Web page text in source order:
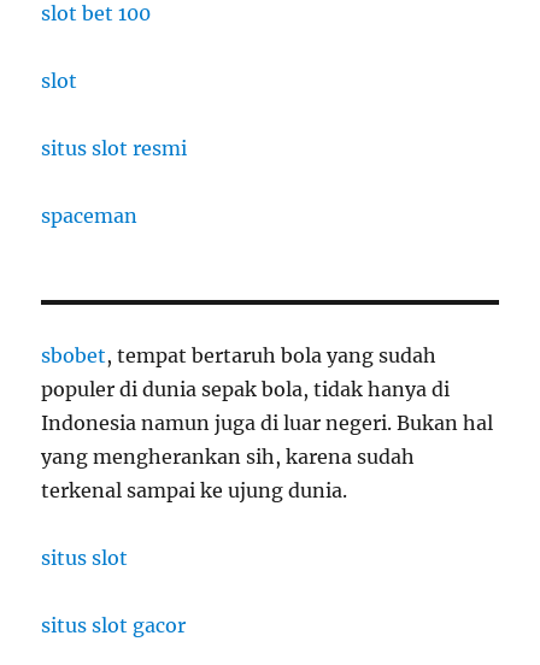
slot bet 100
slot
situs slot resmi
spaceman
sbobet, tempat bertaruh bola yang sudah
populer di dunia sepak bola, tidak hanya di
Indonesia namun juga di luar negeri. Bukan hal
yang mengherankan sih, karena sudah
terkenal sampai ke ujung dunia.
situs slot
situs slot gacor